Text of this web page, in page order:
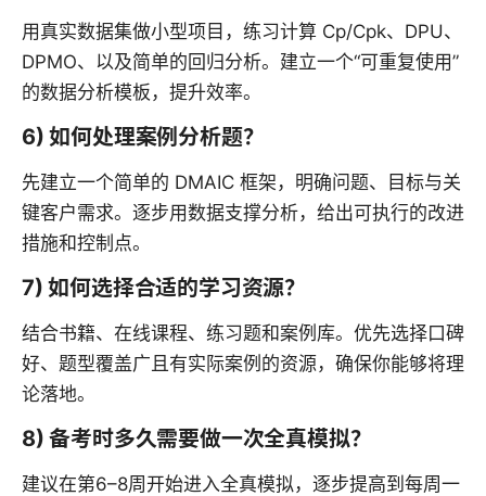
用真实数据集做小型项目，练习计算 Cp/Cpk、DPU、
DPMO、以及简单的回归分析。建立一个“可重复使用”
的数据分析模板，提升效率。
6) 如何处理案例分析题？
先建立一个简单的 DMAIC 框架，明确问题、目标与关
键客户需求。逐步用数据支撑分析，给出可执行的改进
措施和控制点。
7) 如何选择合适的学习资源？
结合书籍、在线课程、练习题和案例库。优先选择口碑
好、题型覆盖广且有实际案例的资源，确保你能够将理
论落地。
8) 备考时多久需要做一次全真模拟？
建议在第6–8周开始进入全真模拟，逐步提高到每周一